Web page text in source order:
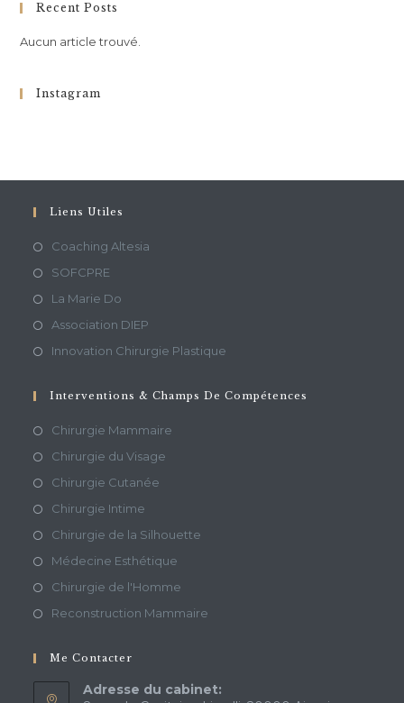
Recent Posts
Aucun article trouvé.
Instagram
Liens Utiles
Coaching Altesia
SOFCPRE
La Marie Do
Association DIEP
Innovation Chirurgie Plastique
Interventions & Champs De Compétences
Chirurgie Mammaire
Chirurgie du Visage
Chirurgie Cutanée
Chirurgie Intime
Chirurgie de la Silhouette
Médecine Esthétique
Chirurgie de l'Homme
Reconstruction Mammaire
Me Contacter
Adresse du cabinet: